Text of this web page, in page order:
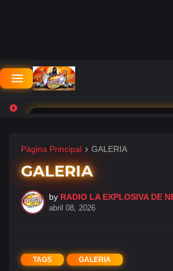
Página Principal GALERIA
GALERIA
by RADIO LA EXPLOSIVA DE
abril 08, 2026
TAGS GALERIA